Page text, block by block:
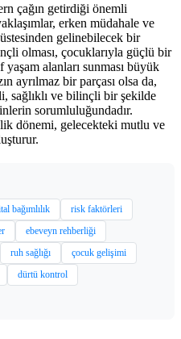
çağın getirdiği önemli
erken müdahale ve
gelinebilecek bir
olması, çocuklarıyla güçlü bir
alanları sunması büyük
ayrılmaz bir parçası olsa da,
sağlıklı ve bilinçli bir şekilde
sorumluluğundadır.
dönemi, gelecekteki mutlu ve
bağımlılık
risk faktörleri
ebeveyn rehberliği
ruh sağlığı
çocuk gelişimi
dürtü kontrol